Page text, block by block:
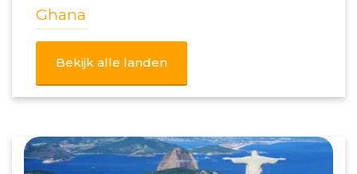
Ghana
Bekijk alle landen